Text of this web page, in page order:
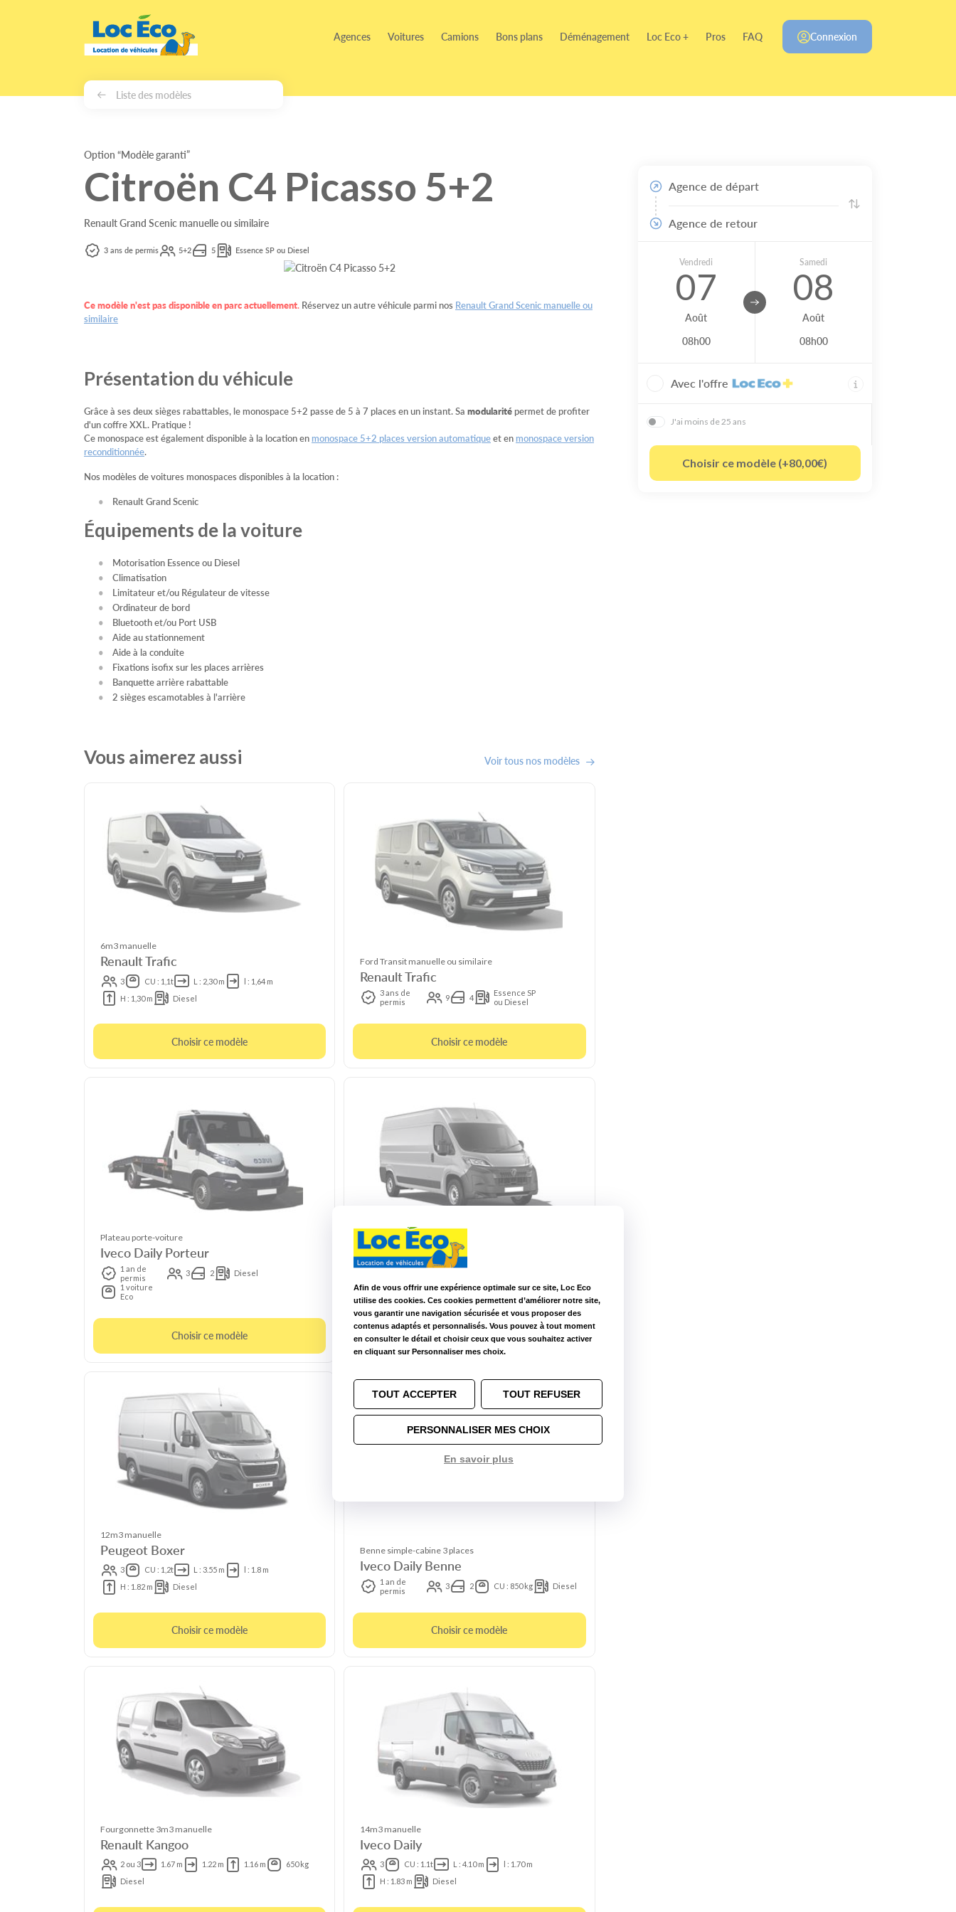
Agences Voitures Camions Bons plans Déménagement Loc Eco + Pros FAQ Connexion
Liste des modèles
Option “Modèle garanti”
Citroën C4 Picasso 5+2
Renault Grand Scenic manuelle ou similaire
3 ans de permis 5+2 5 Essence SP ou Diesel
Ce modèle n'est pas disponible en parc actuellement. Réservez un autre véhicule parmi nos Renault Grand Scenic manuelle ou
similaire
Présentation du véhicule
Grâce à ses deux sièges rabattables, le monospace 5+2 passe de 5 à 7 places en un instant. Sa modularitépermet de profiter
d'un coffre XXL. Pratique !
Ce monospace est également disponible à la location en monospace 5+2 places version automatiqueet en monospace version
reconditionnée.
Nos modèles de voitures monospaces disponibles à la location :
Renault Grand Scenic
Équipements de la voiture
Motorisation Essence ou Diesel
Climatisation
Limitateur et/ou Régulateur de vitesse
Ordinateur de bord
Bluetooth et/ou Port USB
Aide au stationnement
Aide à la conduite
Fixations isofix sur les places arrières
Banquette arrière rabattable
2 sièges escamotables à l'arrière
Vous aimerez aussi Voir tous nos modèles
6m3 manuelle
Renault Trafic
3 CU : 1,1t L : 2,30 m
l : 1,64 m
H : 1,30 m
Diesel
Choisir ce modèle
Ford Transit manuelle ou similaire
Renault Trafic
3 ans de
permis
9 4
Essence SP
ou Diesel
Choisir ce modèle
Plateau porte-voiture
Iveco Daily Porteur
1 an de
permis
3 2
Diesel
1 voiture
Eco
Choisir ce modèle
10m3 manuelle
Peugeot Boxer
Diesel
Choisir ce modèle
12m3 manuelle
Peugeot Boxer
3 CU : 1,2t L : 3.55 m
l : 1.8 m
H : 1.82 m
Diesel
Choisir ce modèle
Benne simple-cabine 3 places
Iveco Daily Benne
1 an de
permis
3 2 CU : 850 kg Diesel
Choisir ce modèle
Fourgonnette 3m3 manuelle
Renault Kangoo
2 ou 3 1.67 m 1.22 m 1.16 m
650 kg
Diesel
14m3 manuelle
Iveco Daily
3 CU : 1.1t L : 4.10 m
l : 1.70 m
H : 1.83 m
Diesel
Agence de départ
Agence de retour
Vendredi
07
Août
08h00
Samedi
08
Août
08h00
Avec l'offre
J'ai moins de 25 ans
Choisir ce modèle (+80,00€)
Afin de vous offrir une expérience optimale sur ce site, Loc Eco
utilise des cookies. Ces cookies permettent d’améliorer notre site,
vous garantir une navigation sécurisée et vous proposer des
contenus adaptés et personnalisés. Vous pouvez à tout moment
en consulter le détail et choisir ceux que vous souhaitez activer
en cliquant sur Personnaliser mes choix.
TOUT ACCEPTER TOUT REFUSER
PERSONNALISER MES CHOIX
En savoir plus